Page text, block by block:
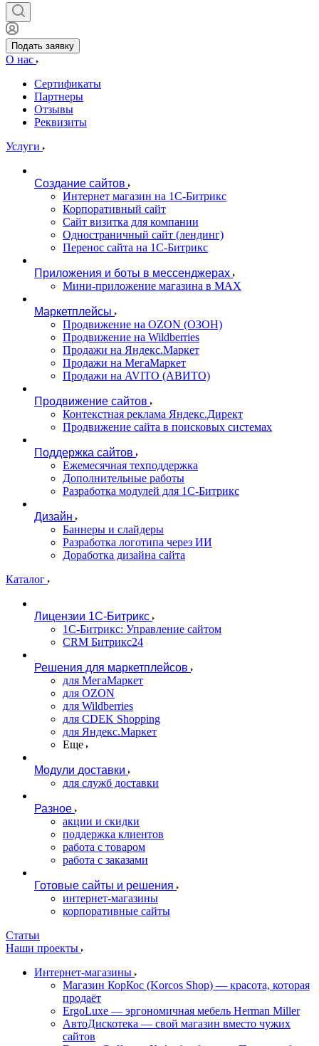
Подать заявку
О нас
Сертификаты
Партнеры
Отзывы
Реквизиты
Услуги
Создание сайтов
Интернет магазин на 1С-Битрикс
Корпоративный сайт
Сайт визитка для компании
Одностраничный сайт (лендинг)
Перенос сайта на 1С-Битрикс
Приложения и боты в мессенджерах
Мини-приложение магазина в MAX
Маркетплейсы
Продвижение на OZON (ОЗОН)
Продвижение на Wildberries
Продажи на Яндекс.Маркет
Продажи на МегаМаркет
Продажи на AVITO (АВИТО)
Продвижение сайтов
Контекстная реклама Яндекс.Директ
Продвижение сайта в поисковых системах
Поддержка сайтов
Ежемесячная техподдержка
Дополнительные работы
Разработка модулей для 1С-Битрикс
Дизайн
Баннеры и слайдеры
Разработка логотипа через ИИ
Доработка дизайна сайта
Каталог
Лицензии 1С-Битрикс
1С-Битрикс: Управление сайтом
CRM Битрикс24
Решения для маркетплейсов
для МегаМаркет
для OZON
для Wildberries
для CDEK Shopping
для Яндекс.Маркет
Еще
Модули доставки
для служб доставки
Разное
акции и скидки
поддержка клиентов
работа с товаром
работа с заказами
Готовые сайты и решения
интернет-магазины
корпоративные сайты
Статьи
Наши проекты
Интернет-магазины
Магазин КорКос (Korcos Shop) — красота, которая
продаёт
ErgoLuxe — эргономичная мебель Herman Miller
АвтоДискотека — свой магазин вместо чужих
сайтов